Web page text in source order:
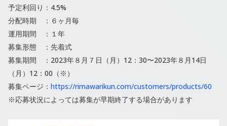
予定利回り：4.5%
分配時期 ：６ヶ月毎
運用期間 ：１年
募集形態 ：先着式
募集期間 ：2023年８月７日（月）12：30〜2023年８月14日
（月）12：00（※）
募集ページ： https://rimawarikun.com/customers/products/60
※応募状況によっては募集が早期終了する場合があります